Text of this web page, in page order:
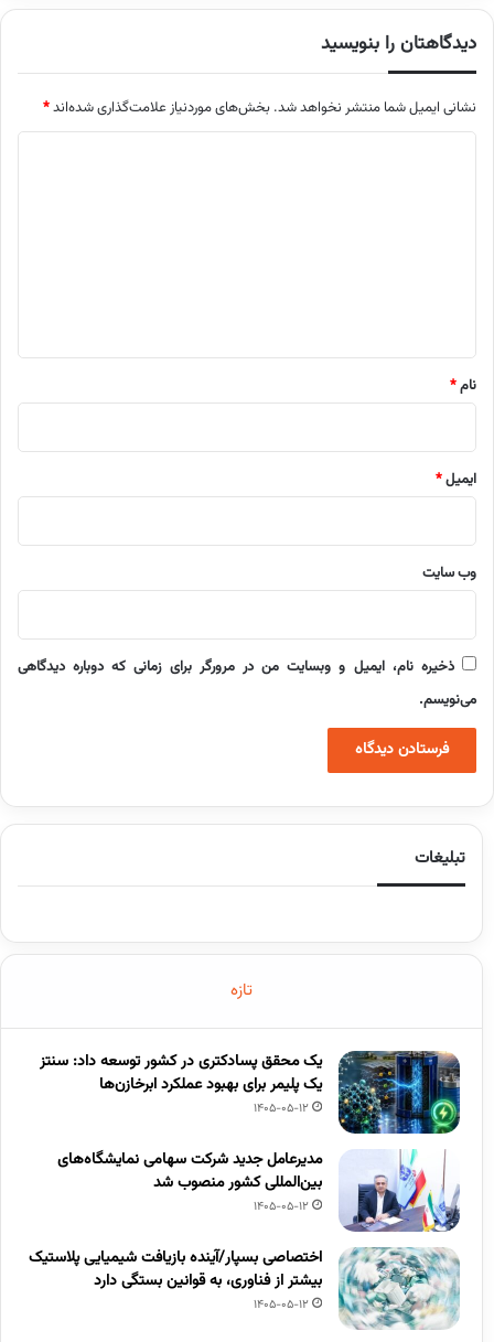
دیدگاهتان را بنویسید
نشانی ایمیل شما منتشر نخواهد شد. بخش‌های موردنیاز علامت‌گذاری شده‌اند*
نام*
ایمیل*
وب‌ سایت
ذخیره نام، ایمیل و وبسایت من در مرورگر برای زمانی که دوباره دیدگاهی
می‌نویسم.
تبلیغات
تازه
یک محقق پسادکتری در کشور توسعه داد: سنتز
یک پلیمر برای بهبود عملکرد ابرخازن‌ها
1405-05-12
مدیرعامل جدید شرکت سهامی نمایشگاه‌های
بین‌المللی کشور منصوب شد
1405-05-12
اختصاصی بسپار/آینده بازیافت شیمیایی پلاستیک
بیشتر از فناوری، به قوانین بستگی دارد
1405-05-12